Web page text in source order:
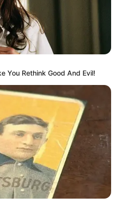
You Rethink Good And Evil!